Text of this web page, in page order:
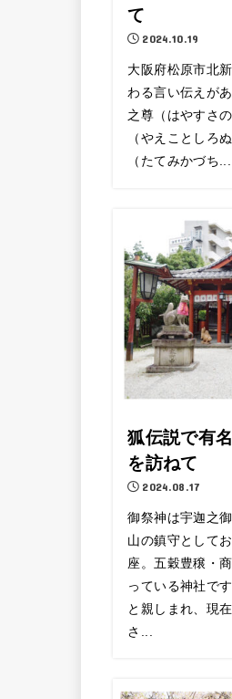
て
2024.10.19
大阪府松原市北
わる言い伝えが
之尊（はやすさ
（やえことしろ
（たてみかづち...
狐伝説で有
を訪ねて
2024.08.17
御祭神は宇迦之
山の鎮守として
座。五穀豊穣・
っている神社で
と親しまれ、現
さ...